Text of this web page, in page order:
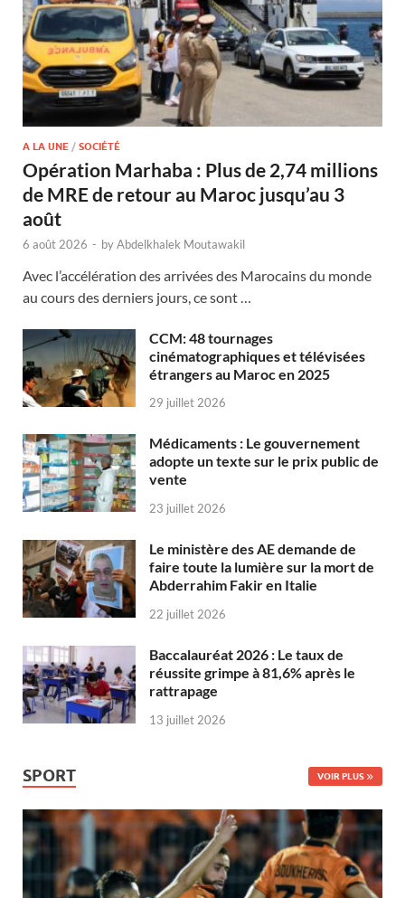
A LA UNE / SOCIÉTÉ
Opération Marhaba : Plus de 2,74 millions
de MRE de retour au Maroc jusqu’au 3
août
6 août 2026 - byAbdelkhalek Moutawakil
Avec l’accélération des arrivées des Marocains du monde
au cours des derniers jours, ce sont …
CCM: 48 tournages
cinématographiques et télévisées
étrangers au Maroc en 2025
29 juillet 2026
Médicaments : Le gouvernement
adopte un texte sur le prix public de
vente
23 juillet 2026
Le ministère des AE demande de
faire toute la lumière sur la mort de
Abderrahim Fakir en Italie
22 juillet 2026
Baccalauréat 2026 : Le taux de
réussite grimpe à 81,6% après le
rattrapage
13 juillet 2026
SPORT VOIR PLUS